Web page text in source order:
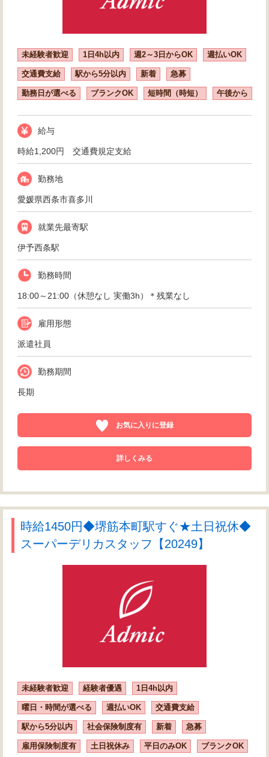
未経験者歓迎 1日4h以内 週2～3日からOK 週払いOK
交通費支給 駅から5分以内 新着 急募
勤務日が選べる ブランクOK 短時間（時短） 午後から
給与
時給1,200円 交通費規定支給
勤務地
愛媛県西条市喜多川
就業先最寄駅
伊予西条駅
勤務時間
18:00～21:00（休憩なし 実働3h）＊残業なし
雇用形態
派遣社員
勤務期間
長期
お気に入りに登録
詳しくみる
時給1450円◆堺筋本町駅すぐ★土日祝休◆
スーパーデリカスタッフ【20249】
未経験者歓迎 経験者優遇 1日4h以内
曜日・時間が選べる 週払いOK 交通費支給
駅から5分以内 社会保険制度有 新着 急募
雇用保険制度有 土日祝休み 平日のみOK ブランクOK